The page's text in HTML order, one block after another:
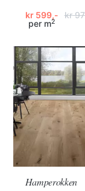
kr
Opprinnelig
var:
kr 970,-.
kr599,-
Nåværende
er:
kr 599,-.
per m2
Hamperokken